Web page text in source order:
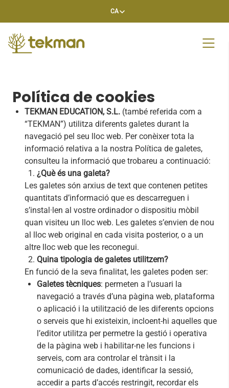
CA
Política de cookies
TEKMAN EDUCATION, S.L. (també referida com a
“TEKMAN”) utilitza diferents galetes durant la
navegació pel seu lloc web. Per conèixer tota la
informació relativa a la nostra Política de galetes,
consulteu la informació que trobareu a continuació:
¿Què és una galeta?
Les galetes són arxius de text que contenen petites
quantitats d’informació que es descarreguen i
s’instal·len al vostre ordinador o dispositiu mòbil
quan visiteu un lloc web. Les galetes s’envien de nou
al lloc web original en cada visita posterior, o a un
altre lloc web que les reconegui.
Quina tipologia de galetes utilitzem?
En funció de la seva finalitat, les galetes poden ser:
Galetes tècniques: permeten a l’usuari la
navegació a través d’una pàgina web, plataforma
o aplicació i la utilització de les diferents opcions
o serveis que hi existeixin, incloent-hi aquelles que
l’editor utilitza per permetre la gestió i operativa
de la pàgina web i habilitar-ne les funcions i
serveis, com ara controlar el trànsit i la
comunicació de dades, identificar la sessió,
accedir a parts d’accés restringit, recordar els